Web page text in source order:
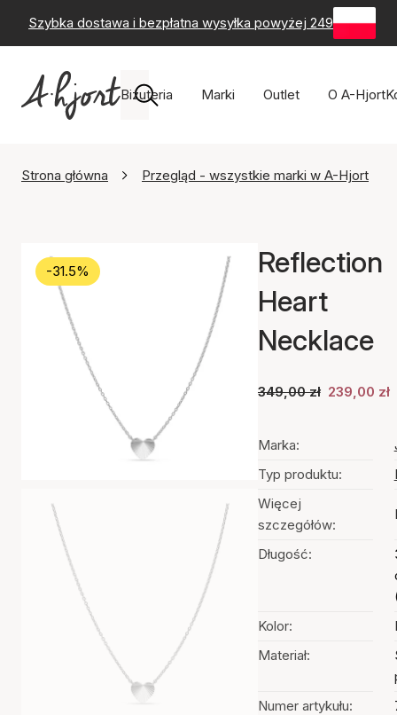
Szybka dostawa i bezpłatna wysyłka powyżej 249 zł -
Biżuteria Marki Outlet O A-Hjort
Strona główna Przegląd - wszystkie marki w A-Hjort
-31.5%
Reflection
Heart
Necklace
349,00 zł 239,00 zł
Marka:
Typ produktu:
Więcej
szczegółów:
Długość:
Kolor:
Materiał:
Numer artykułu: